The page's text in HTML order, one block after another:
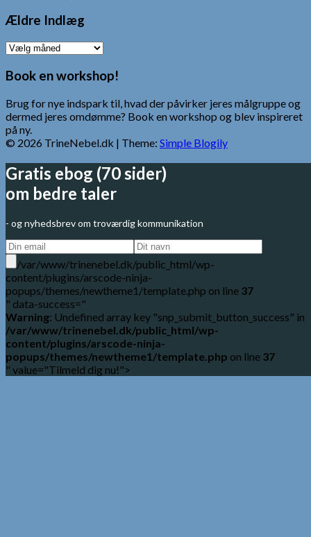
Ældre Indlæg
Ældre
Book en workshop!
Brug for nye indspark til, hvad der påvirker jeres målgruppe og
dermed jeres omdømme? Book en workshop og blev inspireret
på ny.
© 2026 TrineNebel.dk | Theme: Simple Blogily
Gratis ebog (70 sider)
om bedre taler
- og nyhedsbrev om troværdig kommunikation
/var/www/trinenebel.dk/public_html/wp-
content/plugins/arscode-ninja-
popups/themes/newtheme1/template.php on line 37
" data-success="
Warning: Undefined array key "snp_submit_button_success" in
/var/www/trinenebel.dk/public_html/wp-
content/plugins/arscode-ninja-
popups/themes/newtheme1/template.php on line 37
" value="Tilmeld dig nu!">